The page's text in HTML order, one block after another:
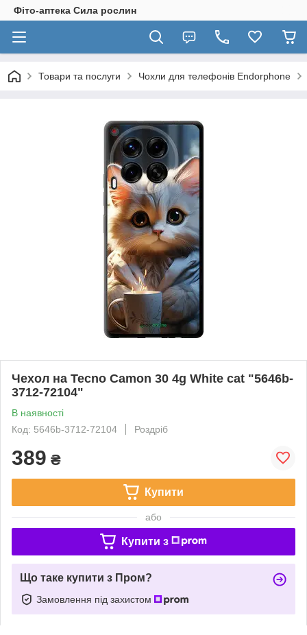
Фіто-аптека Сила рослин
Товари та послуги Чохли для телефонів Endorphone
Чехол на Tecno Camon 30 4g White cat "5646b-
3712-72104"
В наявності
Код: 5646b-3712-72104
Роздріб
389 ₴
Купити
або
Купити з
Що таке купити з Пром?
Замовлення під захистом